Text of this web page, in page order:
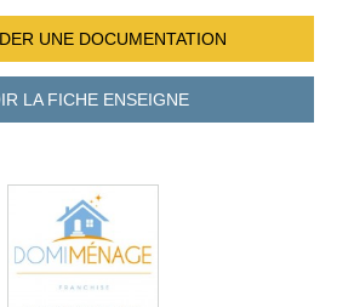
UNE DOCUMENTATION
LA FICHEENSEIGNE